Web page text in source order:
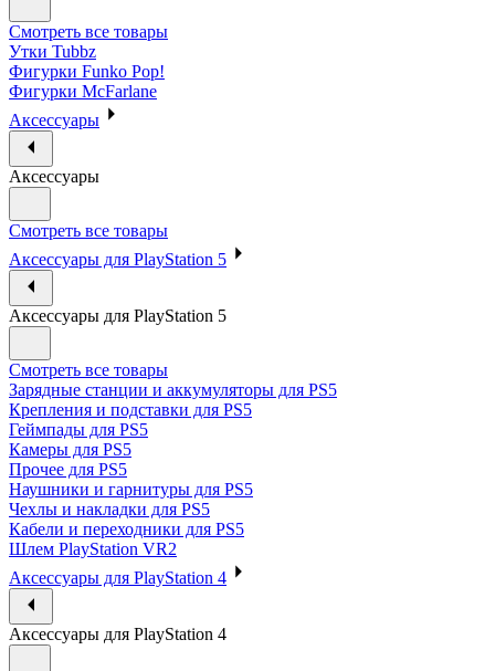
Смотреть все товары
Утки Tubbz
Фигурки Funko Pop!
Фигурки McFarlane
Аксессуары
Аксессуары
Смотреть все товары
Аксессуары для PlayStation 5
Аксессуары для PlayStation 5
Смотреть все товары
Зарядные станции и аккумуляторы для PS5
Крепления и подставки для PS5
Геймпады для PS5
Камеры для PS5
Прочее для PS5
Наушники и гарнитуры для PS5
Чехлы и накладки для PS5
Кабели и переходники для PS5
Шлем PlayStation VR2
Аксессуары для PlayStation 4
Аксессуары для PlayStation 4